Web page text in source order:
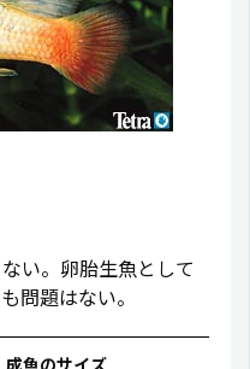
い。卵胎生魚として
問題はない。
成魚のサイズ